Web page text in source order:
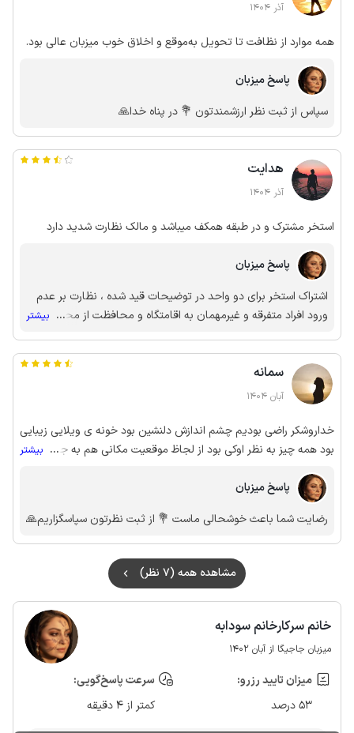
آذر 1404
همه موارد از نظافت تا تحویل به‌موقع و اخلاق خوب میزبان عالی بود.
پاسخ میزبان
سپاس از ثبت نظر ارزشمندتون 💐 در پناه خدا🙏
هدایت
آذر 1404
استخر مشترک و در طبقه همکف میباشد و مالک نظارت شدید دارد
پاسخ میزبان
اشتراک استخر برای دو واحد در توضیحات قید شده ، نظارت بر عدم
ورود افراد متفرقه و غیرمهمان به اقامتگاه و محافظت از محوطه
... بیشتر
سمانه
آبان 1404
خداروشکر راضی بودیم چشم اندازش دلنشین بود خونه ی ویلایی زیبایی
بود همه چیز به نظر اوکی بود از لجاظ موقعیت مکانی هم به جاهای
... بیشتر
پاسخ میزبان
رضایت شما باعث خوشحالی ماست 💐 از ثبت نظرتون سپاسگزاریم🙏
مشاهده همه (7 نظر)
خانم سرکارخانم سودابه
میزبان جاجیگا از آبان 1402
میزان تایید رزرو:
53 درصد
سرعت پاسخ‌گویی:
کمتر از 4 دقیقه